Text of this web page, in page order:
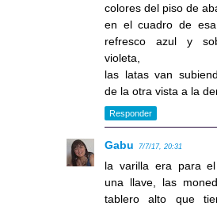
colores del piso de
en el cuadro de
refresco azul y
violeta,
las latas van
de la otra vista a la
Responder
Gabu 7/7/17, 20:31
la varilla era para
una llave, las
tablero alto que